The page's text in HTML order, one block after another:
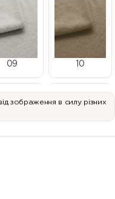
09 10
зображення в силу різних